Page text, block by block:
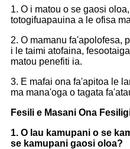
1. O i matou o se gaosi
totogifuapauina a le ofisa
2. O mamanu fa'apolofesa,
i le taimi atofaina,
matou penefiti ia.
3. E mafai ona fa'apitoa le
ma mana'oga o tagata
Fesili e Masani Ona
1. O lau kamupani o se
se kamupani gaosi oloa?